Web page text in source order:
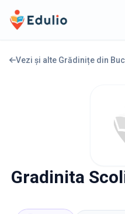
Edulio
Vezi și alte Grădinițe din
Gradinita